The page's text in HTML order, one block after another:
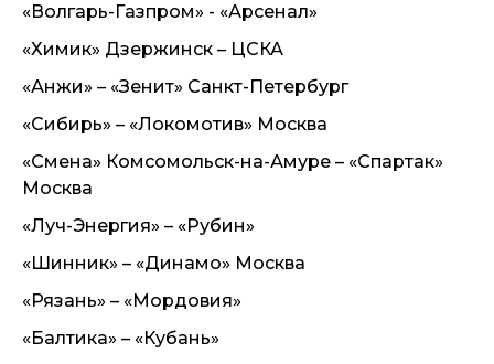
«Волгарь-Газпром» - «Арсенал»
«Химик» Дзержинск – ЦСКА
«Анжи» – «Зенит» Санкт-Петербург
«Сибирь» – «Локомотив» Москва
«Смена» Комсомольск-на-Амуре – «Спартак»
Москва
«Луч-Энергия» – «Рубин»
«Шинник» – «Динамо» Москва
«Рязань» – «Мордовия»
«Балтика» – «Кубань»